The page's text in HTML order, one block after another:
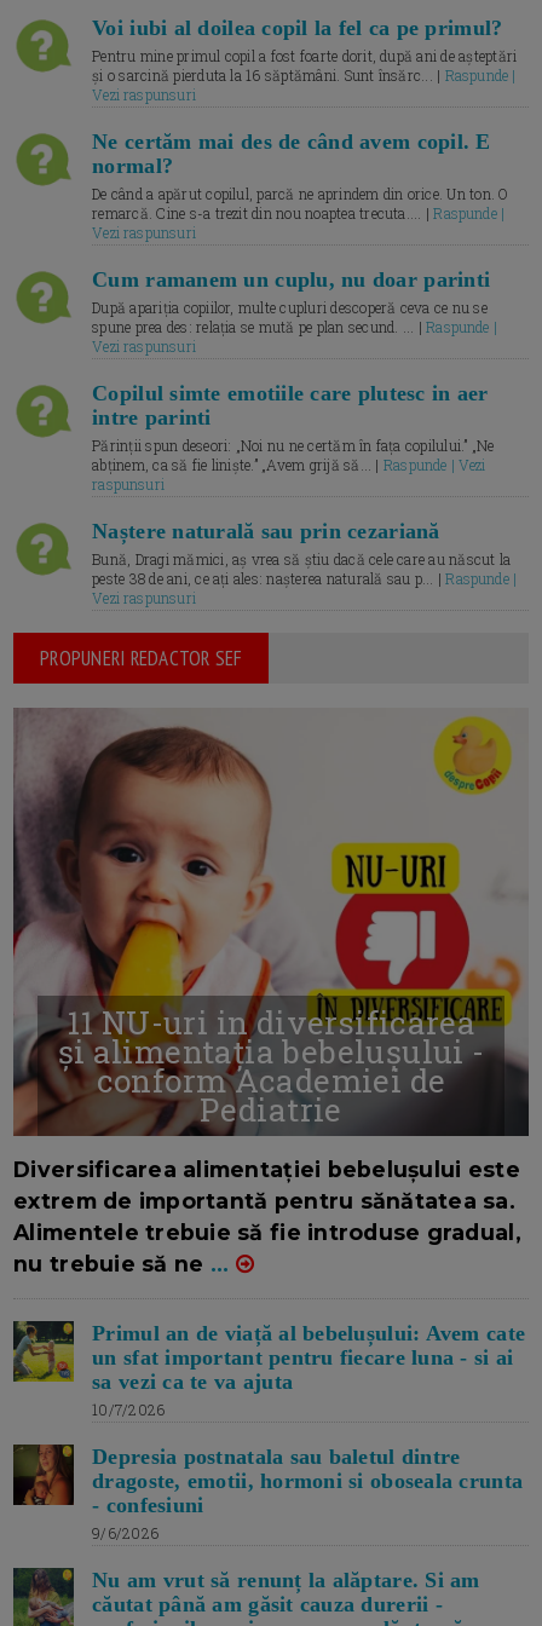
Voi iubi al doilea copil la fel ca pe primul?
Pentru mine primul copil a fost foarte dorit, după ani de așteptări
și o sarcină pierduta la 16 săptămâni. Sunt însărc... | Raspunde |
Vezi raspunsuri
Ne certăm mai des de când avem copil. E
normal?
De când a apărut copilul, parcă ne aprindem din orice. Un ton. O
remarcă. Cine s-a trezit din nou noaptea trecuta.... |Raspunde |
Vezi raspunsuri
Cum ramanem un cuplu, nu doar parinti
După apariția copiilor, multe cupluri descoperă ceva ce nu se
spune prea des: relația se mută pe plan secund. ... |Raspunde |
Vezi raspunsuri
Copilul simte emotiile care plutesc in aer
intre parinti
Părinții spun deseori: „Noi nu ne certăm în fața copilului.” „Ne
abținem, ca să fie liniște.” „Avem grijă să... | Raspunde | Vezi
raspunsuri
Naștere naturală sau prin cezariană
Bună, Dragi mămici, aș vrea să știu dacă cele care au născut la
peste 38 de ani, ce ați ales: nașterea naturală sau p... |Raspunde |
Vezi raspunsuri
PROPUNERI REDACTOR SEF
11 NU-uri in diversificarea
și alimentația bebelușului -
conform Academiei de
Pediatrie
Diversificarea alimentației bebelușului este
extrem de importantă pentru sănătatea sa.
Alimentele trebuie să fie introduse gradual,
nu trebuie să ne ...
Primul an de viață al bebelușului: Avem cate
un sfat important pentru fiecare luna - si ai
sa vezi ca te va ajuta
10/7/2026
Depresia postnatala sau baletul dintre
dragoste, emotii, hormoni si oboseala crunta
- confesiuni
9/6/2026
Nu am vrut să renunț la alăptare. Si am
căutat până am găsit cauza durerii -